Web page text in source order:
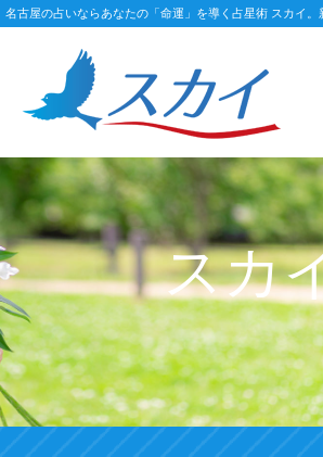
名古屋の占いならあなたの「命運」を導く占星術 スカイ。
スカ